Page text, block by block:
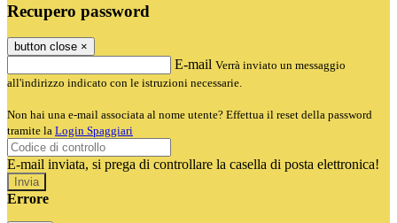
Recupero password
button close ×
E-mail Verrà inviato un messaggio
all'indirizzo indicato con le istruzioni necessarie.
Non hai una e-mail associata al nome utente? Effettua il reset della password
tramite la Login Spaggiari
E-mail inviata, si prega di controllare la casella di posta elettronica!
Errore